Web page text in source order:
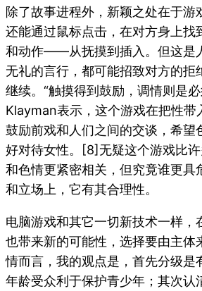
除了故事进程外，新颖之处在于游
还能通过鼠标点击，在对方身上找
和动作——从抚摸到插入。但这是
无礼的言行，都可能招致对方的拒
继续。“触摸得到鼓励，调情则是
Klayman表示，这个游戏在把性带
鼓励前戏和人们之间的交谈，希望
好对待女性。 [8]无疑这个游戏比
和色情更紧密相关，但究竟谁更具
和立场上，它有其合理性。
电脑游戏和其它一切新技术一样，
也带来新的可能性，选择要由主体
情而言，我的观点是，首先分级是
年龄受众利于保护青少年；其次认